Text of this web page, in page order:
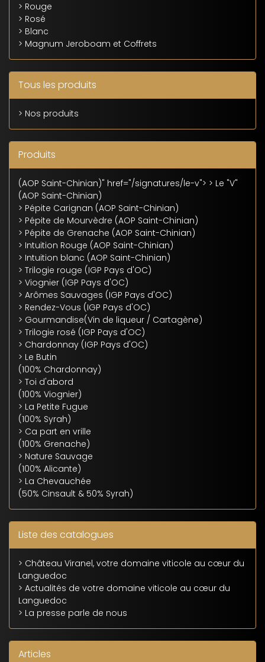
> Rouge
> Rosé
> Blanc
> Magnum Jeroboam et Coffrets
Tous les produits
> Nos produits
Produits
(AOP Saint-Chinian)" href="/signatures/le-v"> > Le "V"
(AOP Saint-Chinian)
> Pépite Carignan (AOP Saint-Chinian)
> Pépite de Mourvèdre (AOP Saint-Chinian)
> Pépite de Grenache (AOP Saint-Chinian)
> Intuition Rouge (AOP Saint-Chinian)
> Intuition blanc (AOP Saint-Chinian)
> Trilogie rouge (IGP Pays d'OC)
> Viognier (IGP Pays d'OC)
> Arômes Sauvages (IGP Pays d'OC)
> Rendez-Vous (IGP Pays d'OC)
> Gourmandise(Vin de liqueur / Cartagène)
> Trilogie rosé (IGP Pays d'OC)
> Chardonnay (IGP Pays d'OC)
> Le Butin
(100% Chardonnay)
> Toi d'abord
(100% Viognier)
> La Petite Fugue
(100% Syrah)
> Ca part en vrille
(100% Grenache)
> Nature Sauvage
(100% Alicante)
> La Chevauchée
(50% Cinsault & 50% Syrah)
Liste des catalogues
> Château Viranel, votre domaine viticole au cœur du
Languedoc
> Actualités de votre domaine viticole au cœur du
Languedoc
> La presse parle de nous
Articles